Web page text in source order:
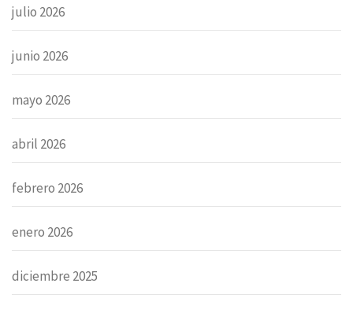
julio 2026
junio 2026
mayo 2026
abril 2026
febrero 2026
enero 2026
diciembre 2025